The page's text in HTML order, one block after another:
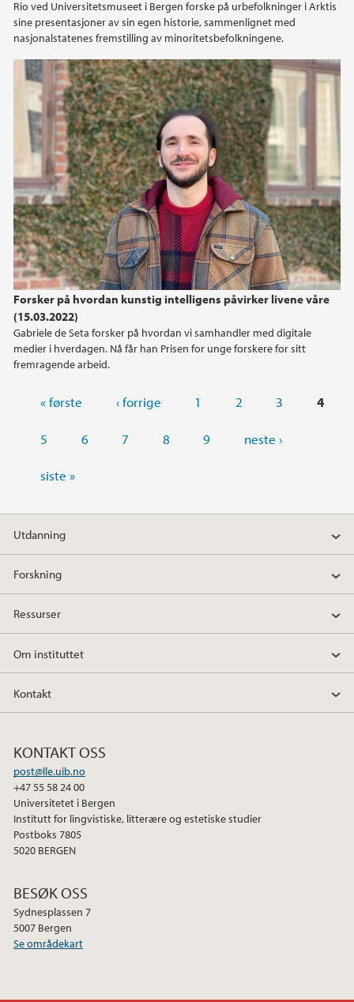
Rio ved Universitetsmuseet i Bergen forske på urbefolkninger i Arktis
sine presentasjoner av sin egen historie, sammenlignet med
nasjonalstatenes fremstilling av minoritetsbefolkningene.
Forsker på hvordan kunstig intelligens påvirker livene våre
(15.03.2022)
Gabriele de Seta forsker på hvordan vi samhandler med digitale
medier i hverdagen. Nå får han Prisen for unge forskere for sitt
fremragende arbeid.
Sider« første ‹ forrige 1 2 3 4
5 6 7 8 9 neste ›
siste »
Utdanning
Forskning
Ressurser
Om instituttet
Kontakt
KONTAKT OSS
post@lle.uib.no
+47 55 58 24 00
Universitetet i Bergen
Institutt for lingvistiske, litterære og estetiske studier
Postboks 7805
5020 BERGEN
BESØK OSS
Sydnesplassen 7
5007 Bergen
Se områdekart